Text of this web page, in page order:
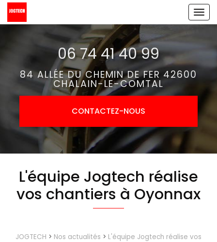
Aller
au
06 74 41 40 99
84 ALLÉE DU CHEMIN DE FER 42600
CHALAIN-LE-COMTAL
CONTACTEZ-NOUS
L'équipe Jogtech réalise
vos chantiers à Oyonnax
JOGTECH > Nos actualités > L'équipe Jogtech réalise vos